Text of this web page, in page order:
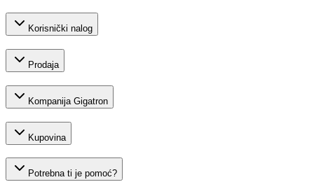
Korisnički nalog
Prodaja
Kompanija Gigatron
Kupovina
Potrebna ti je pomoć?